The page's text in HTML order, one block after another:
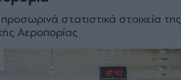
στατιστικά στοιχεία της
Αεροπορίας